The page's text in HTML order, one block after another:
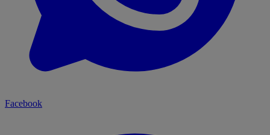
Facebook